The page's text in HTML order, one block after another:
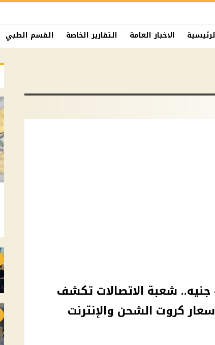
الاخبار العامة التقارير الخاصة القسم الطبي
كارت ال100 هيشحنلك 45 جنيه.. شعبة الاتصالات تكشف
كروت الشحن والإنترنت